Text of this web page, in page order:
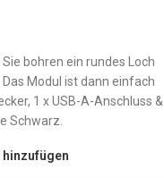
bohren ein rundes Loch
Modul ist dann einfach
1 x USB-A-Anschluss &
Schwarz.